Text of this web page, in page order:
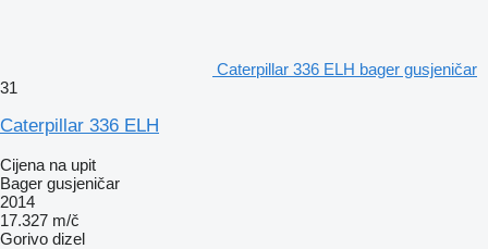
Caterpillar 336 ELH bager gusjeničar
31
Caterpillar 336 ELH
Cijena na upit
Bager gusjeničar
2014
17.327 m/č
Gorivo dizel